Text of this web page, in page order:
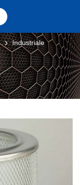
Industriale